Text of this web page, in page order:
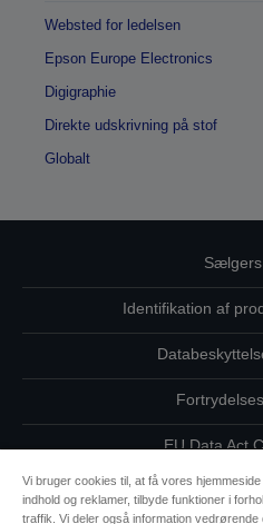
Websted for ledelsen
Epson Europe Electronics
Digigraphie
Direkte udskrivning på stof
Globalt
Identifikation af
EU Data Act
Kontakt os
Vi bruger cookies til, at få vores
indhold og reklamer, tilbyde funktioner i
traffik. Vi deler også information